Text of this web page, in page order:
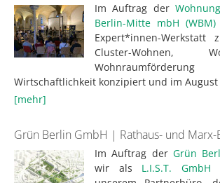
Im Auftrag der
Berlin-Mitte mbH (WBM)
Expert*innen-Werkstatt
Cluster-Wohnen,
Wirtschaftlichkeit konzipiert und im August
[mehr]
Grün Berlin GmbH | Rathaus- und Marx-
Im Auftrag der Grün
wir als L.I.S.T. GmbH